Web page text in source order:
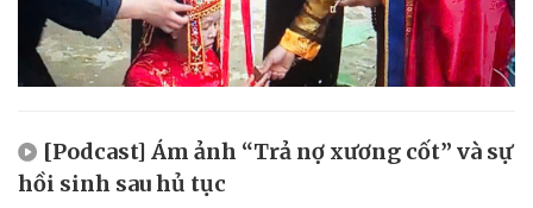
[Podcast] Ám ảnh “Trả nợ xương cốt” và sự
hồi sinh sau hủ tục